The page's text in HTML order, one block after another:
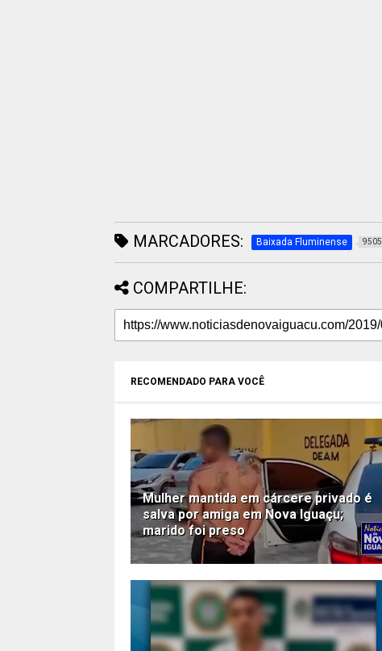
MARCADORES: Baixada Fluminense 9505
COMPARTILHE:
RECOMENDADO PARA VOCÊ
Mulher mantida em cárcere privado é
salva por amiga em Nova Iguaçu;
marido foi preso